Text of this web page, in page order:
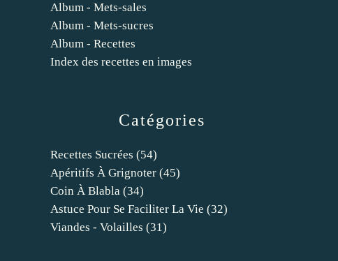
Catégories
Recettes Sucrées (54)
Apéritifs À Grignoter (45)
Coin À Blabla (34)
Astuce Pour Se Faciliter La Vie (32)
Viandes - Volailles (31)
Album - Mets-sales
Album - Mets-sucres
Album - Recettes
Index des recettes en images